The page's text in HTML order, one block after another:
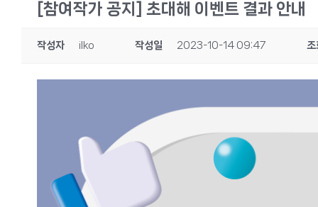
[참여작가 공지] 초대해 이벤트 결과 안내
작성자 ilko 작성일 2023-10-14 09:47 조